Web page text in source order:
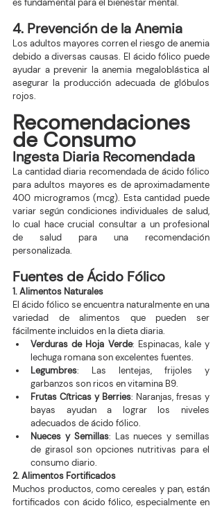
es fundamental para el bienestar mental.
4. Prevención de la Anemia
Los adultos mayores corren el riesgo de anemia
debido a diversas causas. El ácido fólico puede
ayudar a prevenir la anemia megaloblástica al
asegurar la producción adecuada de glóbulos
rojos.
Recomendaciones
de Consumo
Ingesta Diaria Recomendada
La cantidad diaria recomendada de ácido fólico
para adultos mayores es de aproximadamente
400 microgramos (mcg). Esta cantidad puede
variar según condiciones individuales de salud,
lo cual hace crucial consultar a un profesional
de salud para una recomendación
personalizada.
Fuentes de Ácido Fólico
1. Alimentos Naturales
El ácido fólico se encuentra naturalmente en una
variedad de alimentos que pueden ser
fácilmente incluidos en la dieta diaria.
Verduras de Hoja Verde: Espinacas, kale y
lechuga romana son excelentes fuentes.
Legumbres: Las lentejas, frijoles y
garbanzos son ricos en vitamina B9.
Frutas Cítricas y Berries: Naranjas, fresas y
bayas ayudan a lograr los niveles
adecuados de ácido fólico.
Nueces y Semillas: Las nueces y semillas
de girasol son opciones nutritivas para el
consumo diario.
2. Alimentos Fortificados
Muchos productos, como cereales y pan, están
fortificados con ácido fólico, especialmente en